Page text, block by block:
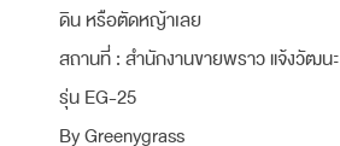
ดิน หรือตัดหญ้าเลย
สถานที่ : สำนักงานขายพราว แจ้งวัฒนะ
รุ่น EG-25
By Greenygrass